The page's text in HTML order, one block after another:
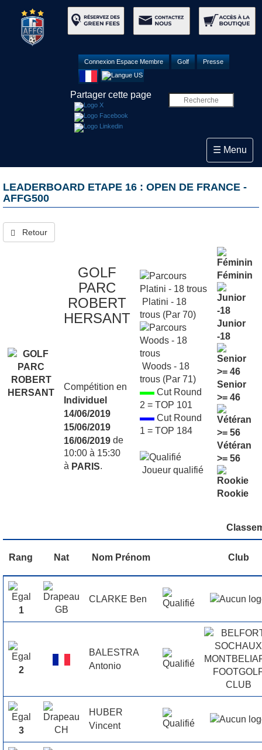
Connexion Espace Membre Golf Presse
Partager cette page
Toggle
☰ Menu
LEADERBOARD ETAPE 16 : OPEN DE FRANCE -
AFFG500
Retour
GOLF
PARC
ROBERT
HERSANT
Platini - 18
trous (Par 70)
Woods - 18
trous (Par 71)
Cut Round
2 = TOP 101
Cut Round
1 = TOP 184
Joueur qualifié
Féminin
Junior
-18
Senior
>= 46
Vétéran
>= 56
Rookie
Compétition en
Individuel
14/06/2019
15/06/2019
16/06/2019 de
10:00 à 15:30
à PARIS.
Rang Nat Nom Prénom Club
1
CLARKE Ben
2
BALESTRA
Antonio
3
HUBER
Vincent